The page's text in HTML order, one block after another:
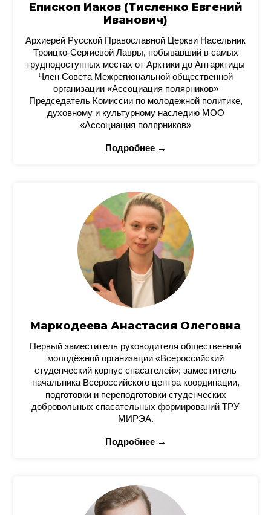
Епископ Иаков (Тисленко Евгений
Иванович)
Архиерей Русской Православной Церкви Насельник
Троицко-Сергиевой Лавры, побывавший в самых
труднодоступных местах от Арктики до Антарктиды
Член Совета Межрегиональной общественной
организации «Ассоциация полярников»
Председатель Комиссии по молодежной политике,
духовному и культурному наследию МОО
«Ассоциация полярников»
Подробнее →
Маркодеева Анастасия Олеговна
Первый заместитель руководителя общественной
молодёжной организации «Всероссийский
студенческий корпус спасателей»; заместитель
начальника Всероссийского центра координации,
подготовки и переподготовки студенческих
добровольных спасательных формирований ТРУ
МИРЭА.
Подробнее →